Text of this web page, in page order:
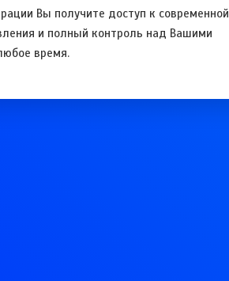
Вы получите доступ к современной
и полный контроль над Вашими
время.